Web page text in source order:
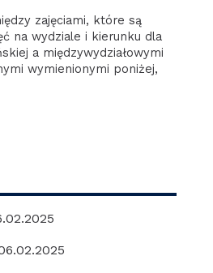
zajęciami, które są
na wydziale i kierunku dla
a międzywydziałowymi
wymienionymi poniżej,